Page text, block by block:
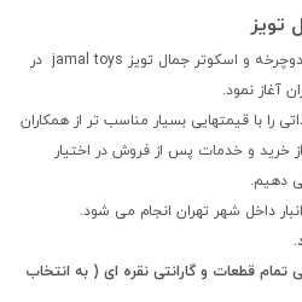
تویز
پخش ماشین شارژی، موتور شارژی، دوچرخه و اسکوتر جمال تویز jamal toys در
را با قیمتهایی بسیار مناسب تر از همکاران
خرید و خدمات پس از فروش در اختیار
دهیم.
داخل شهر تهران انجام می شود.
قطعات و گارانتی نقره ای ( به انتخاب